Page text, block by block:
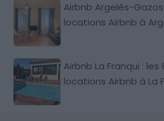
Airbnb Argelès-
locations Airbnb à
Airbnb La Franqui :
locations Airbnb à La